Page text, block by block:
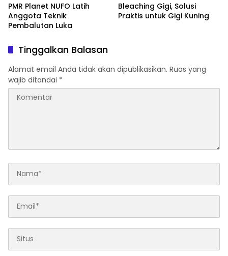
PMR Planet NUFO Latih
Anggota Teknik
Pembalutan Luka
Bleaching Gigi, Solusi
Praktis untuk Gigi Kuning
Tinggalkan Balasan
Alamat email Anda tidak akan dipublikasikan. Ruas yang
wajib ditandai *